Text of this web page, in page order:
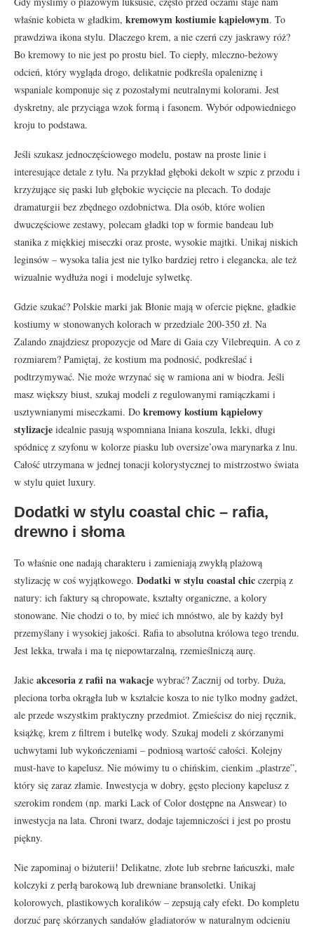
właśnie kobieta w gładkim, kremowym kostiumie kąpielowym. To
prawdziwa ikona stylu. Dlaczego krem, a nie czerń czy jaskrawy róż?
Bo kremowy to nie jest po prostu biel. To ciepły, mleczno-beżowy
odcień, który wygląda drogo, delikatnie podkreśla opaleniznę i
wspaniale komponuje się z pozostałymi neutralnymi kolorami. Jest
dyskretny, ale przyciąga wzok formą i fasonem. Wybór odpowiedniego
kroju to podstawa.
Jeśli szukasz jednoczęściowego modelu, postaw na proste linie i
interesujące detale z tyłu. Na przykład głęboki dekolt w szpic z przodu i
krzyżujące się paski lub głębokie wycięcie na plecach. To dodaje
dramaturgii bez zbędnego ozdobnictwa. Dla osób, które wolien
dwuczęściowe zestawy, polecam gładki top w formie bandeau lub
stanika z miękkiej miseczki oraz proste, wysokie majtki. Unikaj niskich
leginsów – wysoka talia jest nie tylko bardziej retro i elegancka, ale też
wizualnie wydłuża nogi i modeluje sylwetkę.
Gdzie szukać? Polskie marki jak Błonie mają w ofercie piękne, gładkie
kostiumy w stonowanych kolorach w przedziale 200-350 zł. Na
Zalando znajdziesz propozycje od Mare di Gaia czy Vilebrequin. A co z
rozmiarem? Pamiętaj, że kostium ma podnosić, podkreślać i
podtrzymywać. Nie może wrzynać się w ramiona ani w biodra. Jeśli
masz większy biust, szukaj modeli z regulowanymi ramiączkami i
usztywnianymi miseczkami. Do kremowy kostium kąpielowy
stylizacje idealnie pasują wspomniana lniana koszula, lekki, długi
spódnicę z szyfonu w kolorze piasku lub oversize’owa marynarka z lnu.
Całość utrzymana w jednej tonacji kolorystycznej to mistrzostwo świata
w stylu quiet luxury.
Dodatki w stylu coastal chic – rafia,
drewno i słoma
To właśnie one nadają charakteru i zamieniają zwykłą plażową
stylizację w coś wyjątkowego. Dodatki w stylu coastal chic czerpią z
natury: ich faktury są chropowate, kształty organiczne, a kolory
stonowane. Nie chodzi o to, by mieć ich mnóstwo, ale by każdy był
przemyślany i wysokiej jakości. Rafia to absolutna królowa tego trendu.
Jest lekka, trwała i ma tę niepowtarzalną, rzemieślniczą aurę.
Jakie akcesoria z rafii na wakacje wybrać? Zacznij od torby. Duża,
pleciona torba okrągła lub w kształcie kosza to nie tylko modny gadżet,
ale przede wszystkim praktyczny przedmiot. Zmieścisz do niej ręcznik,
książkę, krem z filtrem i butelkę wody. Szukaj modeli z skórzanymi
uchwytami lub wykończeniami – podniosą wartość całości. Kolejny
must-have to kapelusz. Nie mówimy tu o chińskim, cienkim „plastrze”,
który się zaraz złamie. Inwestycja w dobry, gęsto pleciony kapelusz z
szerokim rondem (np. marki Lack of Color dostępne na Answear) to
inwestycja na lata. Chroni twarz, dodaje tajemniczości i jest po prostu
piękny.
Nie zapominaj o biżuterii! Delikatne, złote lub srebrne łańcuszki, małe
kolczyki z perłą barokową lub drewniane bransoletki. Unikaj
kolorowych, plastikowych koralików – zepsują cały efekt. Do kompletu
dorzuć parę skórzanych sandałów gladiatorów w naturalnym odcieniu